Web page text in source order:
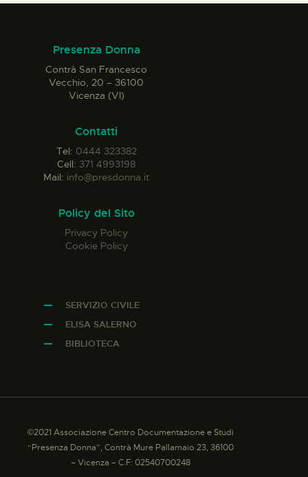
Presenza Donna
Contrà San Francesco
Vecchio, 20 – 36100
Vicenza (VI)
Contatti
Tel: 0444 323382
Cell: 371 4993198
Mail: info@presdonna.it
Policy del Sito
Privacy Policy
Cookie Policy
SERVIZIO CIVILE
ELISA SALERNO
BIBLIOTECA
©2021 Associazione Centro Documentazione e Studi
“Presenza Donna”, Contrà Mure Pallamaio 23, 36100
– Vicenza – C.F: 02540700248